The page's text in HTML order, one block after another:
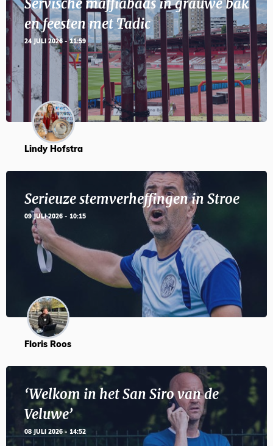
Servische maffiabaas in grauwe bak
en feesten met Tadic
24 JULI 2026 - 11:59
Lindy Hofstra
Serieuze stemverheffingen in Stroe
09 JULI 2026 - 10:15
Floris Roos
‘Welkom in het San Siro van de
Veluwe’
08 JULI 2026 - 14:52